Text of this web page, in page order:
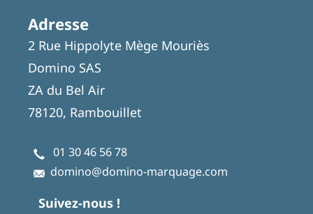
Adresse
2 Rue Hippolyte Mège Mouriès
Domino SAS
ZA du Bel Air
78120, Rambouillet
01 30 46 56 78
domino@domino-marquage.com
Suivez-nous !